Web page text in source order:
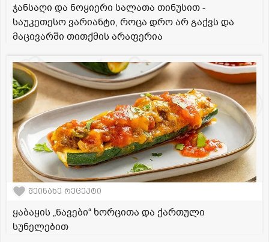
ჯანსაღი და ნოყიერი სალათა თინუსით -
საუკეთესო ვარიანტი, როცა დრო არ გაქვს და
მაცივარში თითქმის არაფერია
შეინახე რეცეპტი
ყაბაყის „ნავები“ ხორცითა და ქართული
სუნელებით